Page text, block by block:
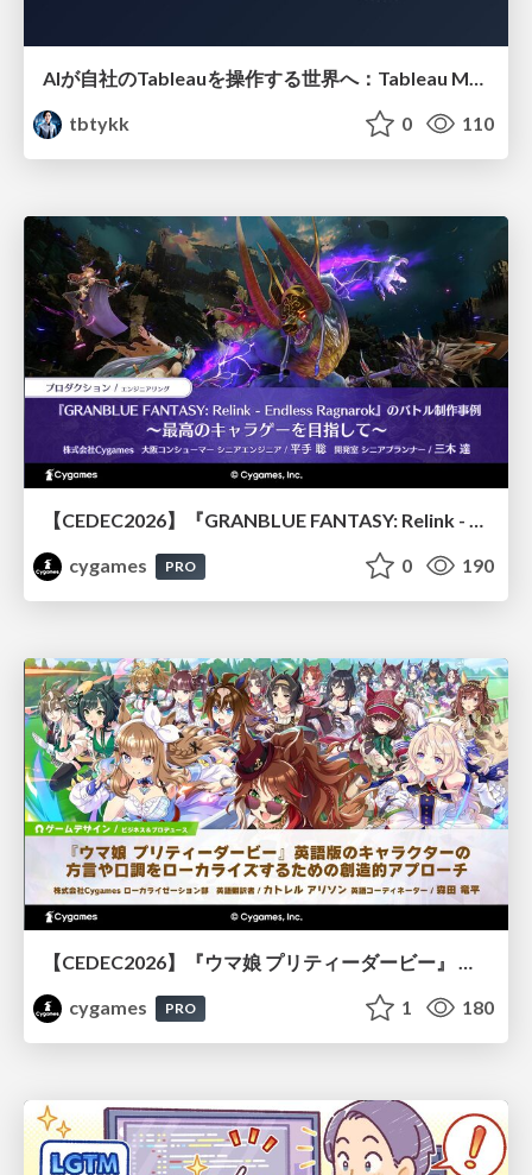
tbtykk
0 110
【CEDEC2026】『GRANBLUE FANTASY: Relink - Endless Ragnarok』のバトル制作事例 ～最高のキャラゲーを目指して～
cygames
PRO 0 190
【CEDEC2026】『ウマ娘 プリティーダービー』 英語版のキャラクターの方言や口調をローカライズするための創造的アプローチ
cygames
PRO 1 180